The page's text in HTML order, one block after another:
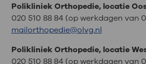
Polikliniek Orthopedie, locatie
020 510 88 84 (op werkdagen van
mailorthopedie@olvg.nl
Polikliniek Orthopedie, locatie
020 510 88 84 (op werkdagen van